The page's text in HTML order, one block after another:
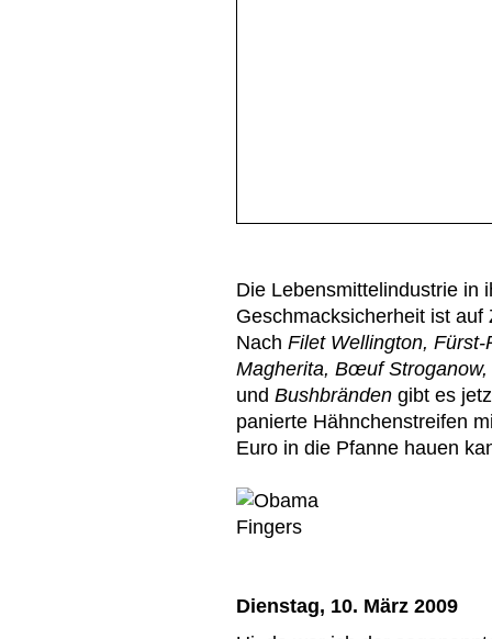
Die Lebensmittelindustrie in
Geschmacksicherheit ist auf
Nach Filet Wellington,
Magherita, Bœuf
und Bushbränden gibt es
panierte Hähnchenstreifen
Euro in die Pfanne hauen
Dienstag, 10. März 2009